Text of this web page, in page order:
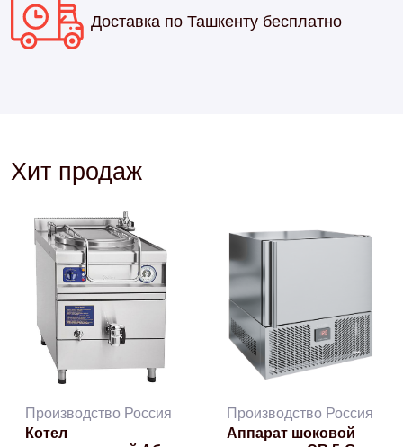
Доставка по Ташкенту бесплатно
Хит продаж
Производство Россия
Котел
Производство Россия
Аппарат шоковой